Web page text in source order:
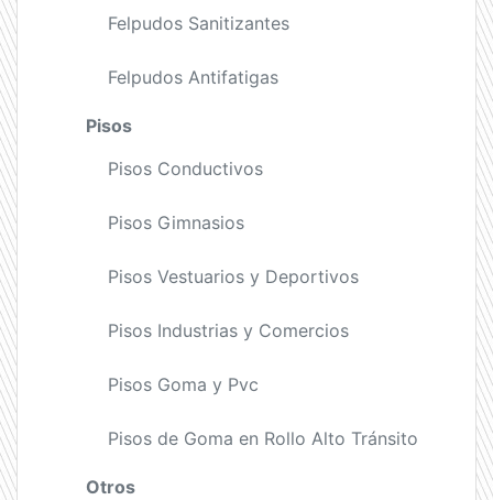
Felpudos Sanitizantes
Felpudos Antifatigas
Pisos
Pisos Conductivos
Pisos Gimnasios
Pisos Vestuarios y Deportivos
Pisos Industrias y Comercios
Pisos Goma y Pvc
Pisos de Goma en Rollo Alto Tránsito
Otros